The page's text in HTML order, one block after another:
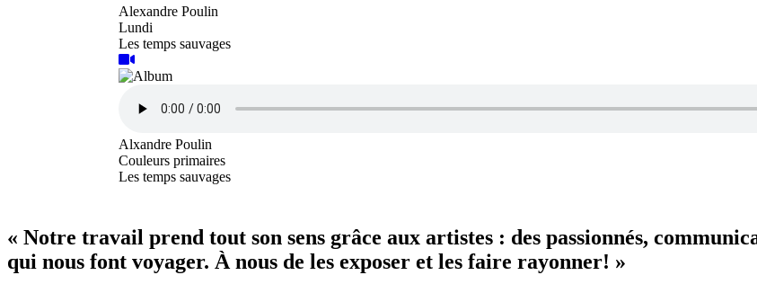
Alexandre Poulin
Lundi
Les temps sauvages
Alxandre Poulin
Couleurs primaires
Les temps sauvages
« Notre travail prend tout son sens grâce aux artistes : des passionnés,
qui nous font voyager. À nous de les exposer et les faire rayonner! »